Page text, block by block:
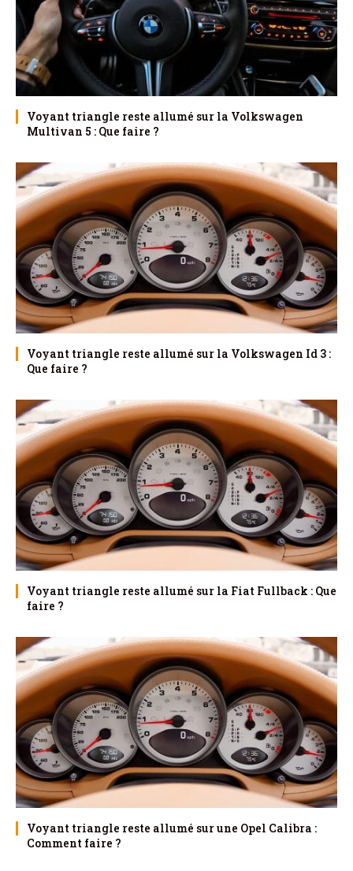
Voyant triangle reste allumé sur la Volkswagen
Multivan 5 : Que faire ?
Voyant triangle reste allumé sur la Volkswagen Id 3 :
Que faire ?
Voyant triangle reste allumé sur la Fiat Fullback : Que
faire ?
Voyant triangle reste allumé sur une Opel Calibra :
Comment faire ?